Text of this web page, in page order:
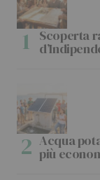
Scoperta
Acqua
più